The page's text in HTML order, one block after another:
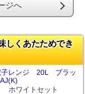
ジへ
しくあたためでき
子レンジ 20L ブラッ
ホワイトセット